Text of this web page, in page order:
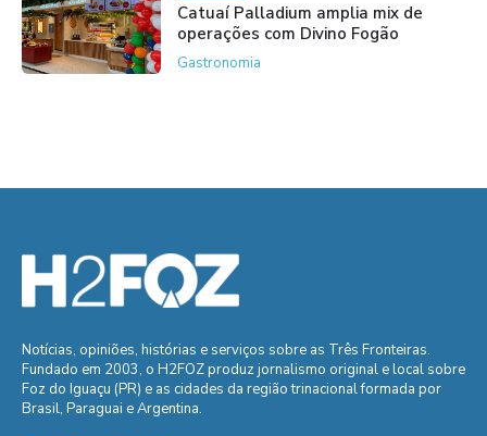
Catuaí Palladium amplia mix de
operações com Divino Fogão
Gastronomia
Notícias, opiniões, histórias e serviços sobre as Três Fronteiras.
Fundado em 2003, o H2FOZ produz jornalismo original e local sobre
Foz do Iguaçu (PR) e as cidades da região trinacional formada por
Brasil, Paraguai e Argentina.